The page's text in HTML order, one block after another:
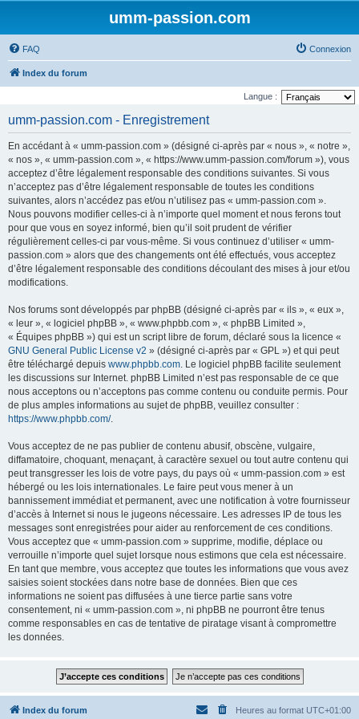
umm-passion.com
FAQ Connexion
Index du forum
Langue :
umm-passion.com - Enregistrement
En accédant à « umm-passion.com » (désigné ci-après par « nous », « notre »,
« nos », « umm-passion.com », « https://www.umm-passion.com/forum »), vous
acceptez d’être légalement responsable des conditions suivantes. Si vous
n’acceptez pas d’être légalement responsable de toutes les conditions
suivantes, alors n’accédez pas et/ou n’utilisez pas « umm-passion.com ».
Nous pouvons modifier celles-ci à n’importe quel moment et nous ferons tout
pour que vous en soyez informé, bien qu’il soit prudent de vérifier
régulièrement celles-ci par vous-même. Si vous continuez d’utiliser « umm-
passion.com » alors que des changements ont été effectués, vous acceptez
d’être légalement responsable des conditions découlant des mises à jour et/ou
modifications.
Nos forums sont développés par phpBB (désigné ci-après par « ils », « eux »,
« leur », « logiciel phpBB », « www.phpbb.com », « phpBB Limited »,
« Équipes phpBB ») qui est un script libre de forum, déclaré sous la licence «
GNU General Public License v2 » (désigné ci-après par « GPL ») et qui peut
être téléchargé depuis www.phpbb.com. Le logiciel phpBB facilite seulement
les discussions sur Internet. phpBB Limited n’est pas responsable de ce que
nous acceptons ou n’acceptons pas comme contenu ou conduite permis. Pour
de plus amples informations au sujet de phpBB, veuillez consulter :
https://www.phpbb.com/.
Vous acceptez de ne pas publier de contenu abusif, obscène, vulgaire,
diffamatoire, choquant, menaçant, à caractère sexuel ou tout autre contenu qui
peut transgresser les lois de votre pays, du pays où « umm-passion.com » est
hébergé ou les lois internationales. Le faire peut vous mener à un
bannissement immédiat et permanent, avec une notification à votre fournisseur
d’accès à Internet si nous le jugeons nécessaire. Les adresses IP de tous les
messages sont enregistrées pour aider au renforcement de ces conditions.
Vous acceptez que « umm-passion.com » supprime, modifie, déplace ou
verrouille n’importe quel sujet lorsque nous estimons que cela est nécessaire.
En tant que membre, vous acceptez que toutes les informations que vous avez
saisies soient stockées dans notre base de données. Bien que ces
informations ne soient pas diffusées à une tierce partie sans votre
consentement, ni « umm-passion.com », ni phpBB ne pourront être tenus
comme responsables en cas de tentative de piratage visant à compromettre
les données.
Index du forum Heures au format UTC+01:00